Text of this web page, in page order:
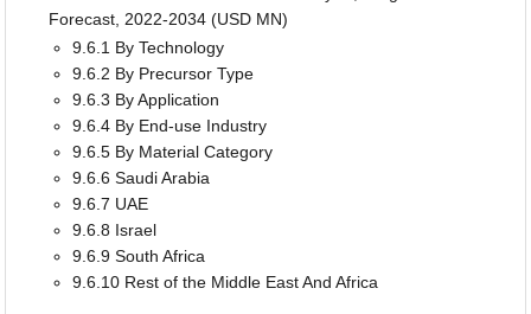
Forecast, 2022-2034 (USD MN)
9.6.1 By Technology
9.6.2 By Precursor Type
9.6.3 By Application
9.6.4 By End-use Industry
9.6.5 By Material Category
9.6.6 Saudi Arabia
9.6.7 UAE
9.6.8 Israel
9.6.9 South Africa
9.6.10 Rest of the Middle East And Africa